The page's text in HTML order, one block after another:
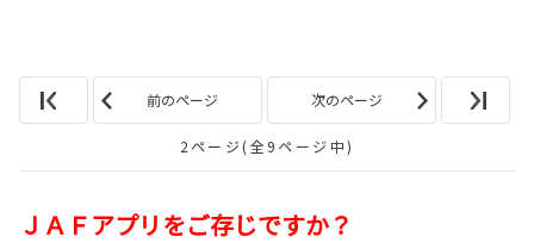
前のページ 次のページ
2ページ(全9ページ中)
ＪＡＦアプリをご存じですか？